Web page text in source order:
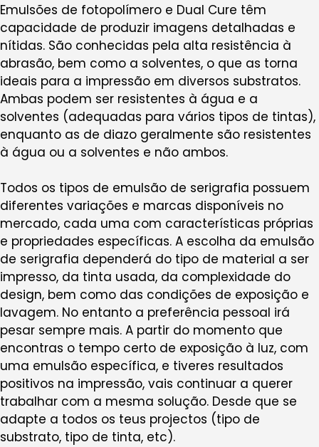
Emulsões de fotopolímero e Dual Cure têm
capacidade de produzir imagens detalhadas e
nítidas. São conhecidas pela alta resistência à
abrasão, bem como a solventes, o que as torna
ideais para a impressão em diversos substratos.
Ambas podem ser resistentes à água e a
solventes (adequadas para vários tipos de tintas),
enquanto as de diazo geralmente são resistentes
à água ou a solventes e não ambos.
Todos os tipos de emulsão de serigrafia possuem
diferentes variações e marcas disponíveis no
mercado, cada uma com características próprias
e propriedades específicas. A escolha da emulsão
de serigrafia dependerá do tipo de material a ser
impresso, da tinta usada, da complexidade do
design, bem como das condições de exposição e
lavagem. No entanto a preferência pessoal irá
pesar sempre mais. A partir do momento que
encontras o tempo certo de exposição à luz, com
uma emulsão específica, e tiveres resultados
positivos na impressão, vais continuar a querer
trabalhar com a mesma solução. Desde que se
adapte a todos os teus projectos (tipo de
substrato, tipo de tinta, etc).